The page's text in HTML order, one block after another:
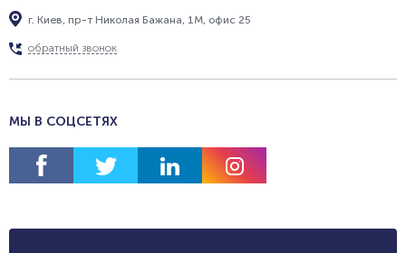
г. Киев, пр-т Николая Бажана, 1М, офис 25
обратный звонок
МЫ В СОЦСЕТЯХ